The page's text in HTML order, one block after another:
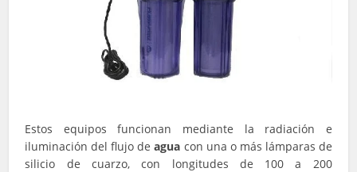
Estos equipos funcionan mediante la radiación e
iluminación del flujo deagua con una o más lámparas de
silicio de cuarzo, con longitudes de 100 a 200